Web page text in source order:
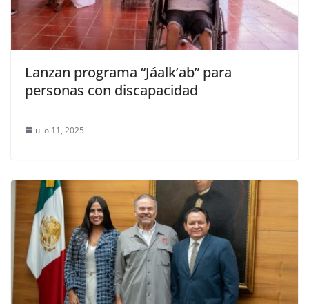
Lanzan programa “Jáalk’ab” para
personas con discapacidad
julio 11, 2025